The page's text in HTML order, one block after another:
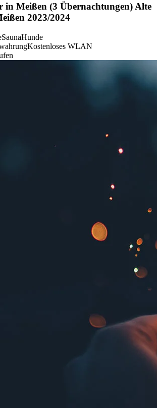
in Meißen (3 Übernachtungen) Alte
2023/2024
SaunaHunde
Kostenloses WLAN